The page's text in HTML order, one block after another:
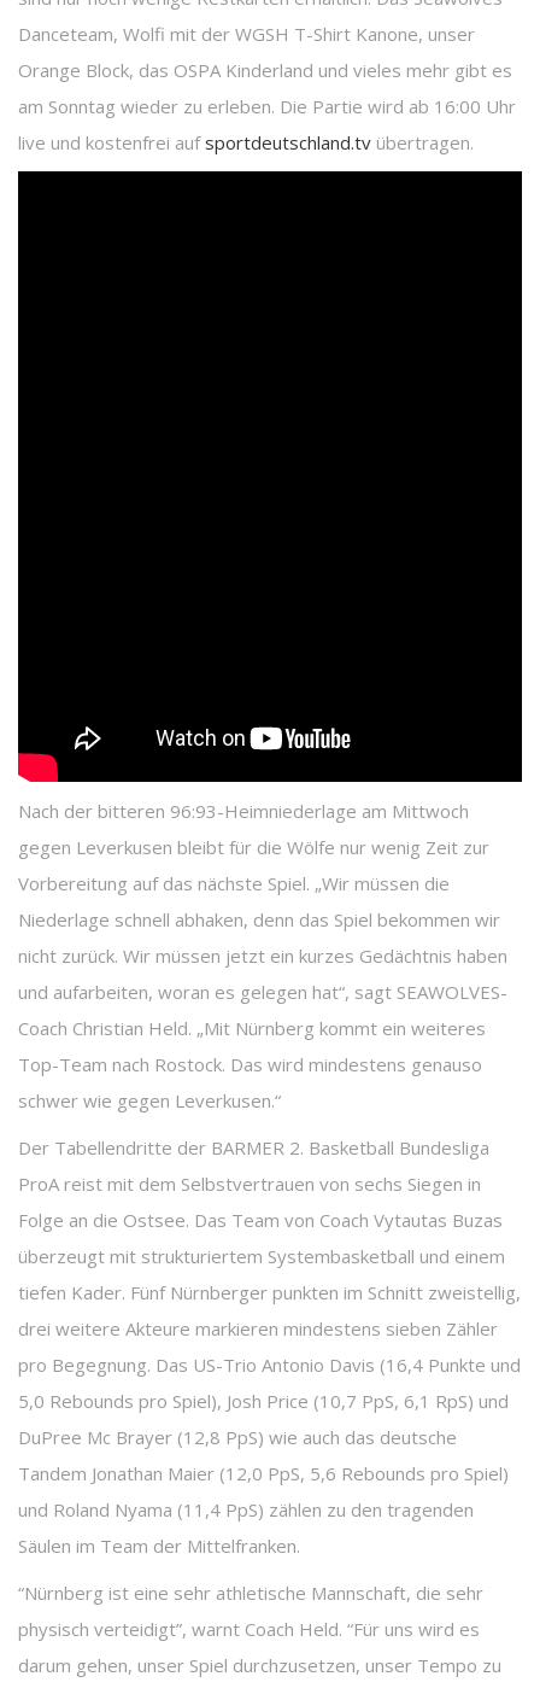
Danceteam, Wolfi mit der WGSH T-Shirt Kanone, unser
Orange Block, das OSPA Kinderland und vieles mehr gibt es
am Sonntag wieder zu erleben. Die Partie wird ab 16:00 Uhr
live und kostenfrei aufsportdeutschland.tv übertragen.
Nach der bitteren 96:93-Heimniederlage am Mittwoch
gegen Leverkusen bleibt für die Wölfe nur wenig Zeit zur
Vorbereitung auf das nächste Spiel. „Wir müssen die
Niederlage schnell abhaken, denn das Spiel bekommen wir
nicht zurück. Wir müssen jetzt ein kurzes Gedächtnis haben
und aufarbeiten, woran es gelegen hat“, sagt SEAWOLVES-
Coach Christian Held. „Mit Nürnberg kommt ein weiteres
Top-Team nach Rostock. Das wird mindestens genauso
schwer wie gegen Leverkusen.“
Der Tabellendritte der BARMER 2. Basketball Bundesliga
ProA reist mit dem Selbstvertrauen von sechs Siegen in
Folge an die Ostsee. Das Team von Coach Vytautas Buzas
überzeugt mit strukturiertem Systembasketball und einem
tiefen Kader. Fünf Nürnberger punkten im Schnitt zweistellig,
drei weitere Akteure markieren mindestens sieben Zähler
pro Begegnung. Das US-Trio Antonio Davis (16,4 Punkte und
5,0 Rebounds pro Spiel), Josh Price (10,7 PpS, 6,1 RpS) und
DuPree Mc Brayer (12,8 PpS) wie auch das deutsche
Tandem Jonathan Maier (12,0 PpS, 5,6 Rebounds pro Spiel)
und Roland Nyama (11,4 PpS) zählen zu den tragenden
Säulen im Team der Mittelfranken.
“Nürnberg ist eine sehr athletische Mannschaft, die sehr
physisch verteidigt”, warnt Coach Held. “Für uns wird es
darum gehen, unser Spiel durchzusetzen, unser Tempo zu